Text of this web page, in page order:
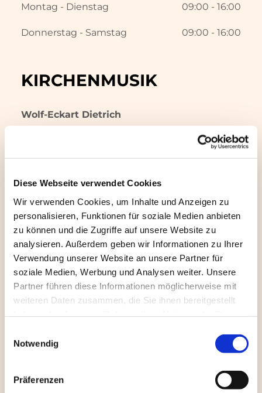
Diese Webseite verwendet Cookies
Wir verwenden Cookies, um Inhalte und Anzeigen zu
personalisieren, Funktionen für soziale Medien anbieten
zu können und die Zugriffe auf unsere Website zu
analysieren. Außerdem geben wir Informationen zu Ihrer
Verwendung unserer Website an unsere Partner für
soziale Medien, Werbung und Analysen weiter. Unsere
Partner führen diese Informationen möglicherweise mit
weiteren Daten zusammen, die Sie ihnen bereitgestellt
Notwendig
Präferenzen
Montag - Dienstag 09:00 - 16:00
Donnerstag - Samstag 09:00 - 16:00
KIRCHENMUSIK
Wolf-Eckart Dietrich
Posaunenchor
 05221 75609
Jonas Niehaus
Junge Posaunen
 jonas.niehaus@ewe.net
Florian Rasch
Chorleitung Con Anima